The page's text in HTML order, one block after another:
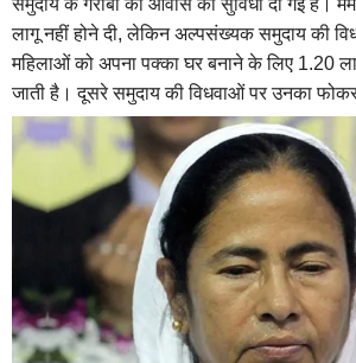
लागू नहीं होने दी, लेकिन अल्पसंख्यक समुदाय की
महिलाओं को अपना पक्का घर बनाने के लिए 1.20
जाती है। दूसरे समुदाय की विधवाओं पर उनका